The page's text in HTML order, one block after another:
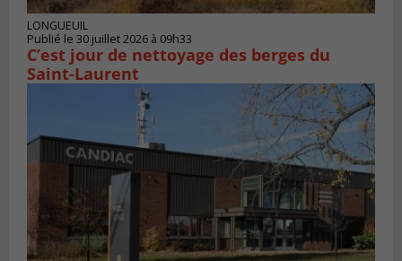
LONGUEUIL
Publié le 30 juillet 2026 à 09h33
C’est jour de nettoyage des berges du
Saint-Laurent